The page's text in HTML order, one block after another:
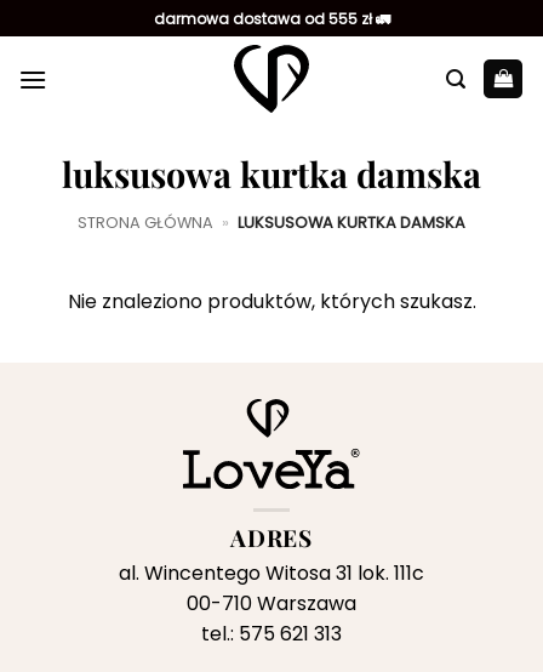
do
zawartości
darmowa dostawa od 555 zł 🚛
luksusowa kurtka damska
STRONA GŁÓWNA » LUKSUSOWA KURTKA DAMSKA
Nie znaleziono produktów, których szukasz.
ADRES
al. Wincentego Witosa 31 lok. 111c
00-710 Warszawa
tel.: 575 621 313